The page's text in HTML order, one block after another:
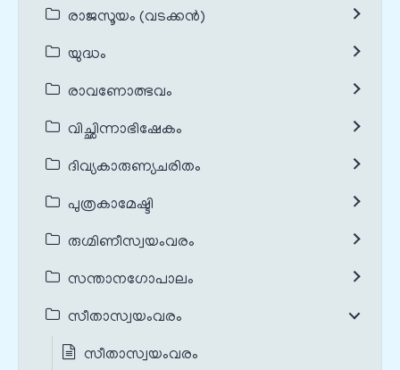
രാജസൂയം (വടക്കൻ)
യുദ്ധം
രാവണോത്ഭവം
വിച്ഛിന്നാഭിഷേകം
ദിവ്യകാരുണ്യചരിതം
പുത്രകാമേഷ്ടി
രുഗ്മിണീസ്വയംവരം
സന്താനഗോപാലം
സീതാസ്വയംവരം
സീതാസ്വയംവരം